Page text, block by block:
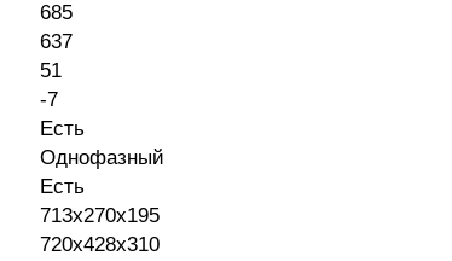
685
637
51
-7
Есть
Однофазный
Есть
713x270x195
720x428x310